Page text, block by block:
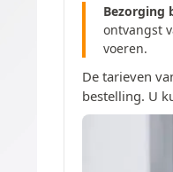
Bezorging
ontvangst
voeren.
De tarieven
bestelling. U